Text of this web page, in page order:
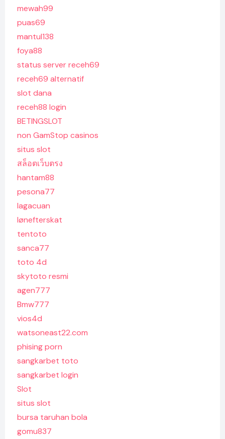
mewah99
puas69
mantul138
foya88
status server receh69
receh69 alternatif
slot dana
receh88 login
BETINGSLOT
non GamStop casinos
situs slot
สล็อตเว็บตรง
hantam88
pesona77
lagacuan
lønefterskat
tentoto
sanca77
toto 4d
skytoto resmi
agen777
Bmw777
vios4d
watsoneast22.com
phising porn
sangkarbet toto
sangkarbet login
Slot
situs slot
bursa taruhan bola
gomu837